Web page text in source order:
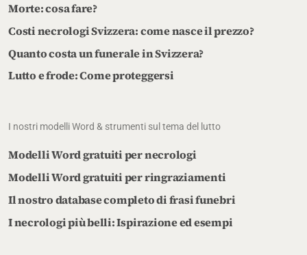
Morte: cosa fare?
Costi necrologi Svizzera: come nasce il prezzo?
Quanto costa un funerale in Svizzera?
Lutto e frode: Come proteggersi
I nostri modelli Word & strumenti sul tema del lutto
Modelli Word gratuiti per necrologi
Modelli Word gratuiti per ringraziamenti
Il nostro database completo di frasi funebri
I necrologi più belli: Ispirazione ed esempi